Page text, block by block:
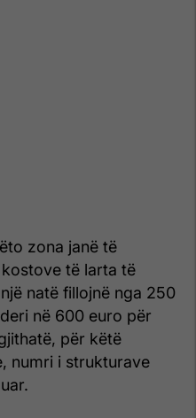
zona janë të
të larta të
natë fillojnë nga 250
në 600 euro për
për këtë
numri i strukturave